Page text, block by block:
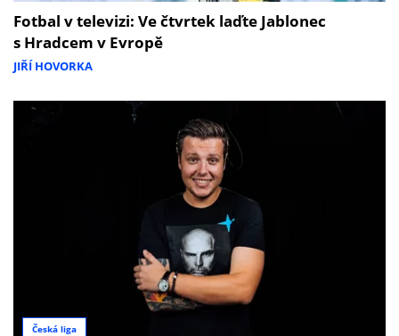
Fotbal v televizi: Ve čtvrtek laďte Jablonec
s Hradcem v Evropě
JIŘÍ HOVORKA
Česká liga